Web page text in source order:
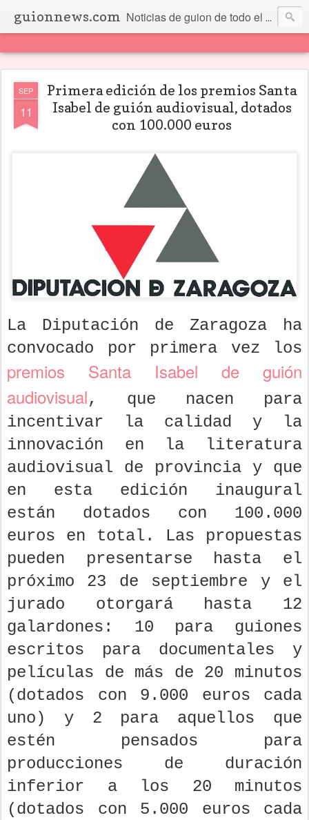
guionnews.com Noticias de guion de todo el mundo... Y más.
SEP
11
Primera edición de los premios Santa
Isabel de guión audiovisual, dotados
con 100.000 euros
La Diputación de Zaragoza ha
convocado por primera vez los
premios Santa Isabel de guión
audiovisual, que nacen para
incentivar la calidad y la
innovación en la literatura
audiovisual de provincia y que
en esta edición inaugural
están dotados con 100.000
euros en total. Las propuestas
pueden presentarse hasta el
próximo 23 de septiembre y el
jurado otorgará hasta 12
galardones: 10 para guiones
escritos para documentales y
películas de más de 20 minutos
(dotados con 9.000 euros cada
uno) y 2 para aquellos que
estén pensados para
producciones de duración
inferior a los 20 minutos
(dotados con 5.000 euros cada